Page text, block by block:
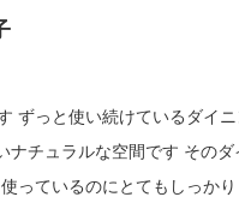
ずっと使い続けているダイ
チュラルな空間です その
っているのにとてもしっか